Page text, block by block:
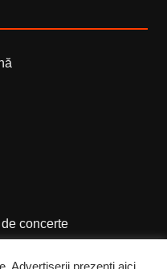
concerte